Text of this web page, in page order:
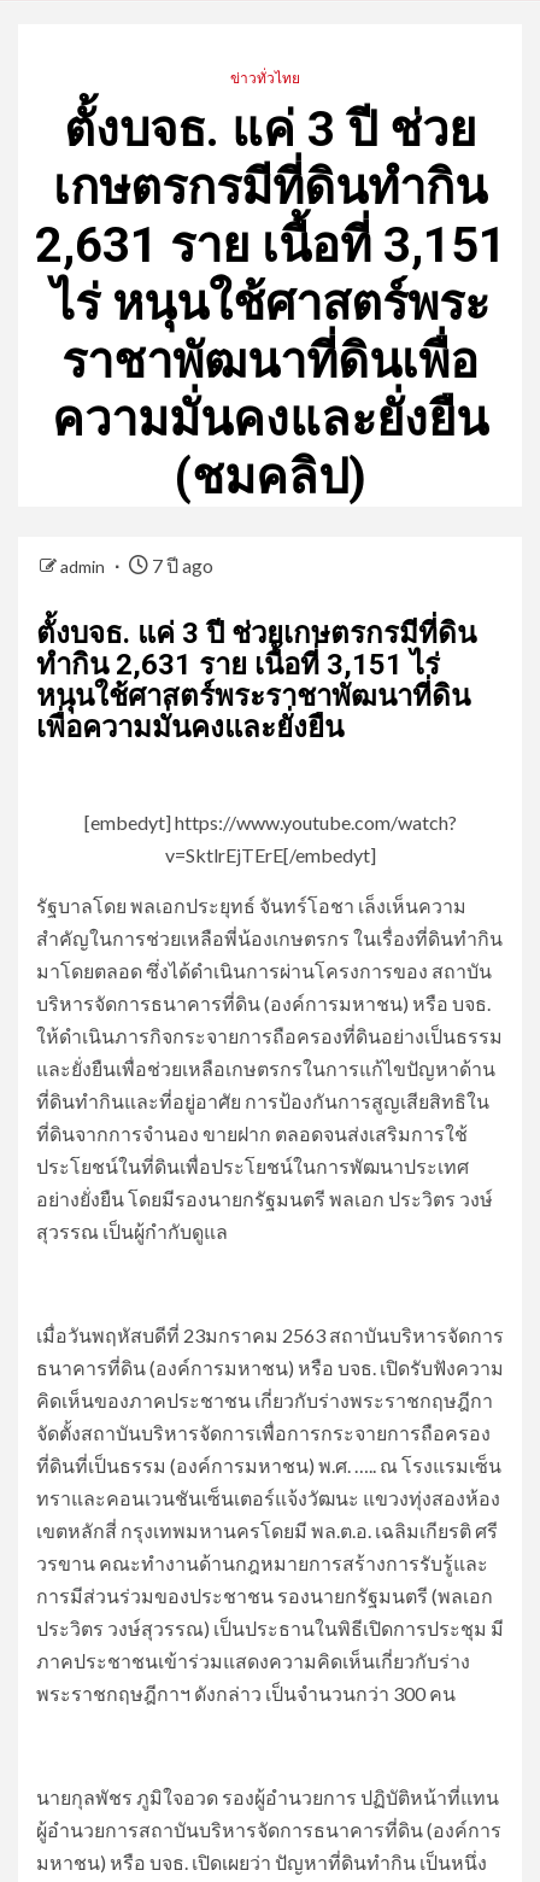
ข่าวทั่วไทย
ตั้งบจธ. แค่ 3 ปี ช่วย
เกษตรกรมีที่ดินทำกิน
2,631 ราย เนื้อที่ 3,151
ไร่ หนุนใช้ศาสตร์พระ
ราชาพัฒนาที่ดินเพื่อ
ความมั่นคงและยั่งยืน
(ชมคลิป)
admin 7 ปี ago
ตั้งบจธ. แค่ 3 ปี ช่วยเกษตรกรมีที่ดิน
ทำกิน 2,631 ราย เนื้อที่ 3,151 ไร่
หนุนใช้ศาสตร์พระราชาพัฒนาที่ดิน
เพื่อความมั่นคงและยั่งยืน
[embedyt] https://www.youtube.com/watch?
v=SktlrEjTErE[/embedyt]
รัฐบาลโดย พลเอกประยุทธ์ จันทร์โอชา เล็งเห็นความ
สำคัญในการช่วยเหลือพี่น้องเกษตรกร ในเรื่องที่ดินทำกิน
มาโดยตลอด ซึ่งได้ดำเนินการผ่านโครงการของ สถาบัน
บริหารจัดการธนาคารที่ดิน (องค์การมหาชน) หรือ บจธ.
ให้ดำเนินภารกิจกระจายการถือครองที่ดินอย่างเป็นธรรม
และยั่งยืนเพื่อช่วยเหลือเกษตรกรในการแก้ไขปัญหาด้าน
ที่ดินทำกินและที่อยู่อาศัย การป้องกันการสูญเสียสิทธิใน
ที่ดินจากการจำนอง ขายฝาก ตลอดจนส่งเสริมการใช้
ประโยชน์ในที่ดินเพื่อประโยชน์ในการพัฒนาประเทศ
อย่างยั่งยืน โดยมีรองนายกรัฐมนตรี พลเอก ประวิตร วงษ์
สุวรรณ เป็นผู้กำกับดูแล
เมื่อวันพฤหัสบดีที่ 23มกราคม 2563 สถาบันบริหารจัดการ
ธนาคารที่ดิน (องค์การมหาชน) หรือ บจธ. เปิดรับฟังความ
คิดเห็นของภาคประชาชน เกี่ยวกับร่างพระราชกฤษฎีกา
จัดตั้งสถาบันบริหารจัดการเพื่อการกระจายการถือครอง
ที่ดินที่เป็นธรรม (องค์การมหาชน) พ.ศ. ….. ณ โรงแรมเซ็น
ทราและคอนเวนชันเซ็นเตอร์แจ้งวัฒนะ แขวงทุ่งสองห้อง
เขตหลักสี่ กรุงเทพมหานครโดยมี พล.ต.อ. เฉลิมเกียรติ ศรี
วรขาน คณะทำงานด้านกฎหมายการสร้างการรับรู้และ
การมีส่วนร่วมของประชาชน รองนายกรัฐมนตรี (พลเอก
ประวิตร วงษ์สุวรรณ) เป็นประธานในพิธีเปิดการประชุม มี
ภาคประชาชนเข้าร่วมแสดงความคิดเห็นเกี่ยวกับร่าง
พระราชกฤษฎีกาฯ ดังกล่าว เป็นจำนวนกว่า 300 คน
นายกุลพัชร ภูมิใจอวด รองผู้อำนวยการ ปฏิบัติหน้าที่แทน
ผู้อำนวยการสถาบันบริหารจัดการธนาคารที่ดิน (องค์การ
มหาชน) หรือ บจธ. เปิดเผยว่า ปัญหาที่ดินทำกิน เป็นหนึ่ง